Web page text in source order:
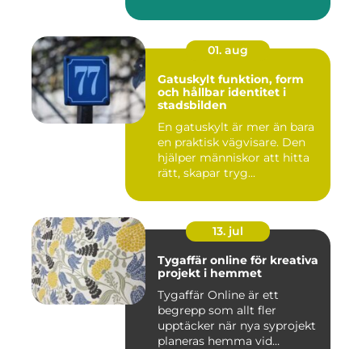
01. aug
Gatuskylt funktion, form
och hållbar identitet i
stadsbilden
En gatuskylt är mer än bara
en praktisk vägvisare. Den
hjälper människor att hitta
rätt, skapar tryg...
13. jul
Tygaffär online för kreativa
projekt i hemmet
Tygaffär Online är ett
begrepp som allt fler
upptäcker när nya syprojekt
planeras hemma vid